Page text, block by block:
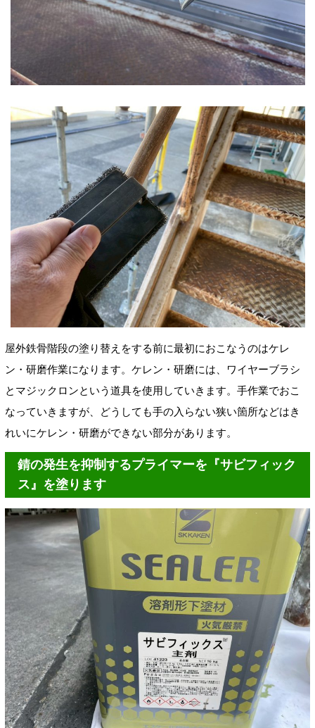
屋外鉄骨階段の塗り替えをする前に最初におこなうのはケレ
ン・研磨作業になります。ケレン・研磨には、ワイヤーブラシ
とマジックロンという道具を使用していきます。手作業でおこ
なっていきますが、どうしても手の入らない狭い箇所などはき
れいにケレン・研磨ができない部分があります。
錆の発生を抑制するプライマーを『サビフィック
ス』を塗ります